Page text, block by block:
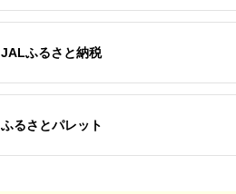
JALふるさと納税
ふるさとパレット